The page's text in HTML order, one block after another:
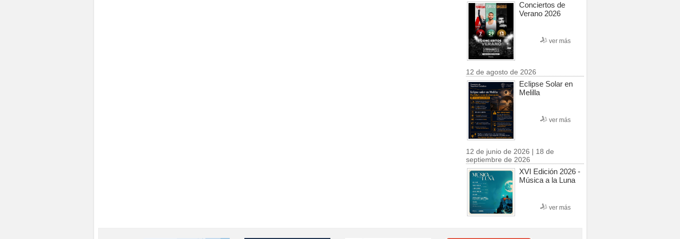
Conciertos de
Verano 2026
ver más
12 de agosto de 2026
Eclipse Solar en
Melilla
ver más
12 de junio de 2026 | 18 de
septiembre de 2026
XVI Edición 2026 -
Música a la Luna
ver más